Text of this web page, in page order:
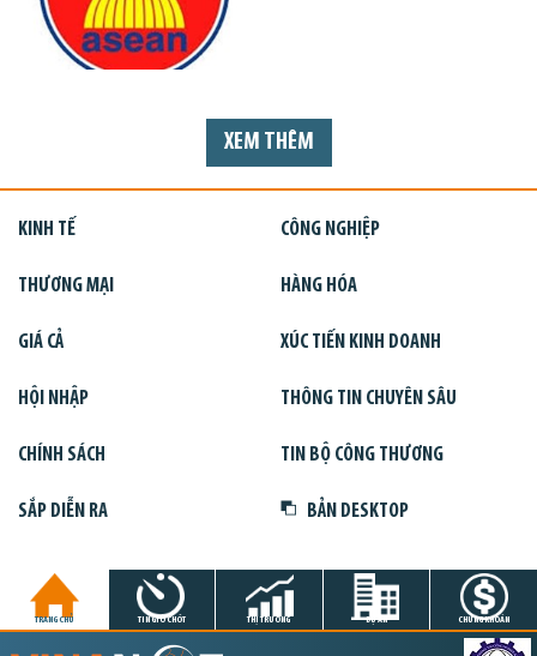
XEM THÊM
KINH TẾ CÔNG NGHIỆP
THƯƠNG MẠI HÀNG HÓA
GIÁ CẢ XÚC TIẾN KINH DOANH
HỘI NHẬP THÔNG TIN CHUYÊN SÂU
CHÍNH SÁCH TIN BỘ CÔNG THƯƠNG
SẮP DIỄN RA BẢN DESKTOP
TRANG CHỦ TIN GIỜ CHÓT THỊ TRƯỜNG DỰ ÁN CHỨNG KHOÁN